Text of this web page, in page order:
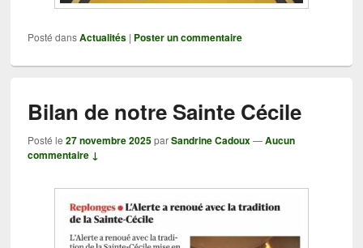
Posté dans Actualités | Poster un commentaire
Bilan de notre Sainte Cécile
Posté le27 novembre 2025 parSandrine Cadoux —Aucun
commentaire ↓